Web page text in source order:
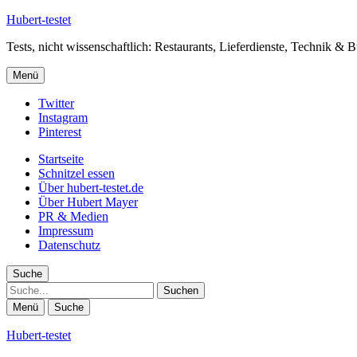
Hubert-testet
Tests, nicht wissenschaftlich: Restaurants, Lieferdienste, Technik &
Menü
Twitter
Instagram
Pinterest
Startseite
Schnitzel essen
Über hubert-testet.de
Über Hubert Mayer
PR & Medien
Impressum
Datenschutz
Suche
Suche
Menü Suche
Hubert-testet